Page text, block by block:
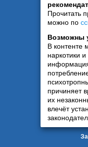
Прочитать
можно по
Возможны
В контенте
наркотики
причиняет
их
влечёт